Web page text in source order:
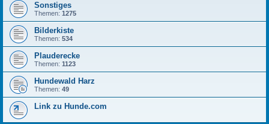
Sonstiges
Themen: 1275
Bilderkiste
Themen: 534
Plauderecke
Themen: 1123
Hundewald Harz
Themen: 49
Link zu Hunde.com